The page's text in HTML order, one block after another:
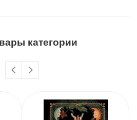
категории